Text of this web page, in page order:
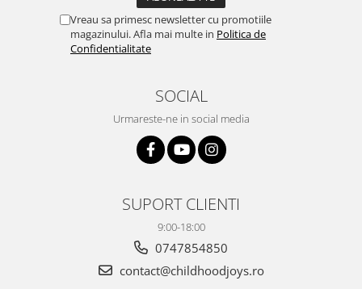
Vreau sa primesc newsletter cu promotiile
magazinului. Afla mai multe in Politica de
Confidentialitate
SOCIAL
Urmareste-ne in social media
SUPORT CLIENTI
9:00-18:00
0747854850
contact@childhoodjoys.ro